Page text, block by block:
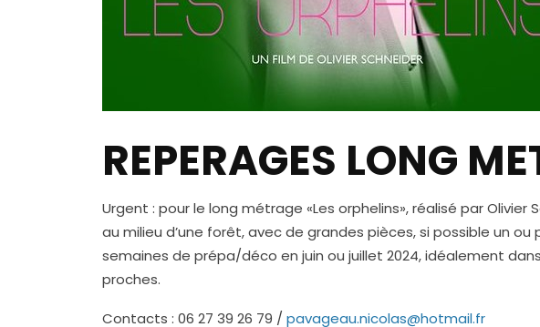
REPERAGES LONG
Urgent : pour le long métrage «Les orphelins», réalisé par
au milieu d’une forêt, avec de grandes pièces, si possible un
semaines de prépa/déco en juin ou juillet 2024, idéalement
proches.
Contacts : 06 27 39 26 79 / pavageau.nicolas@hotmail.fr